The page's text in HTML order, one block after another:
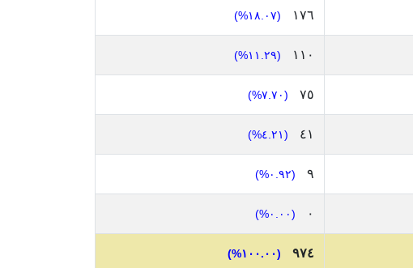
١٧٦ (١٨.٠٧%)
١١٠ (١١.٢٩%)
٧٥ (٧.٧٠%)
٤١ (٤.٢١%)
٩ (٠.٩٢%)
٠ (٠.٠٠%)
٩٧٤ (١٠٠.٠٠%)